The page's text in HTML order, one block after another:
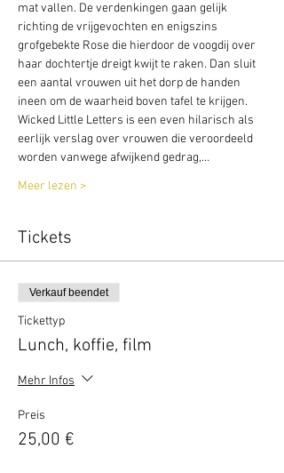
mat vallen. De verdenkingen gaan gelijk
richting de vrijgevochten en enigszins
grofgebekte Rose die hierdoor de voogdij over
haar dochtertje dreigt kwijt te raken. Dan sluit
een aantal vrouwen uit het dorp de handen
ineen om de waarheid boven tafel te krijgen.
Wicked Little Letters is een even hilarisch als
eerlijk verslag over vrouwen die veroordeeld
worden vanwege afwijkend gedrag,…
Meer lezen >
Tickets
Verkauf beendet
Tickettyp
Lunch, koffie, film
Mehr Infos
Preis
25,00 €